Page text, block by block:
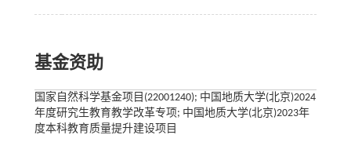
基金资助
国家自然科学基金项目(22001240); 中国地质大学(北京)2024
年度研究生教育教学改革专项; 中国地质大学(北京)2023年
度本科教育质量提升建设项目